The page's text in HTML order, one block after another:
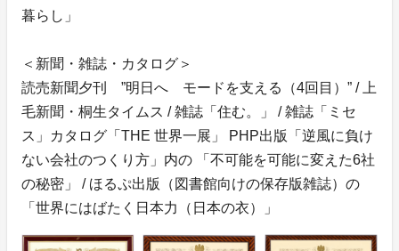
暮らし」
＜新聞・雑誌・カタログ＞
読売新聞夕刊 ”明日へ モードを支える（4回目）” / 上
毛新聞・桐生タイムス / 雑誌「住む。」 / 雑誌「ミセ
ス」カタログ「THE 世界一展」 PHP出版「逆風に負け
ない会社のつくり方」内の 「不可能を可能に変えた6社
の秘密」 / ほるぷ出版（図書館向けの保存版雑誌）の
「世界にはばたく日本力（日本の衣）」